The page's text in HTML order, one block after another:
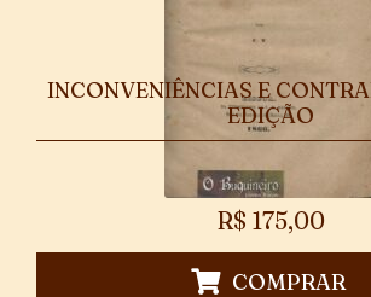
INCONVENIÊNCIAS E
EDIÇÃO
R$ 175,00
COMPRAR